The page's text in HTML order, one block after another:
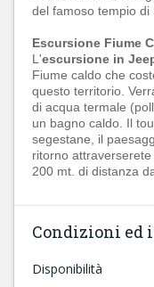
del famoso tempio di
Escursione Fiume
L'escursione in
Fiume caldo che
questo territorio.
di acqua termale
un bagno caldo. Il
segestane, il
ritorno
200 mt. di distanza
Condizioni
Disponibilità